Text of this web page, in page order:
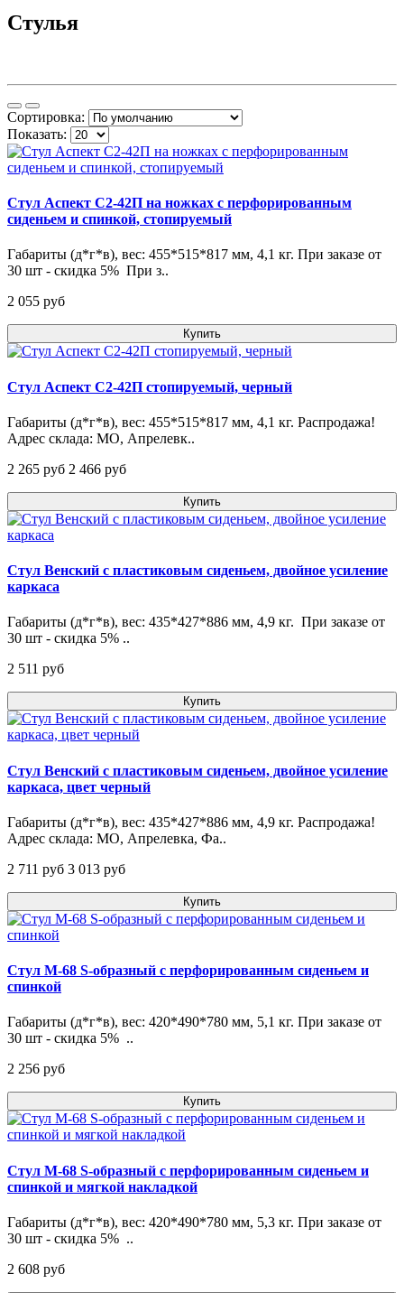
Стулья
Сортировка:
Показать:
Стул Аспект С2-42П на ножках с перфорированным
сиденьем и спинкой, стопируемый
Габариты (д*г*в), вес: 455*515*817 мм, 4,1 кг. При заказе от
30 шт - скидка 5% При з..
2 055 pуб
Купить
Стул Аспект С2-42П стопируемый, черный
Габариты (д*г*в), вес: 455*515*817 мм, 4,1 кг. Распродажа!
Адрес склада: МО, Апрелевк..
2 265 pуб 2 466 pуб
Купить
Стул Венский с пластиковым сиденьем, двойное усиление
каркаса
Габариты (д*г*в), вес: 435*427*886 мм, 4,9 кг. При заказе от
30 шт - скидка 5% ..
2 511 pуб
Купить
Стул Венский с пластиковым сиденьем, двойное усиление
каркаса, цвет черный
Габариты (д*г*в), вес: 435*427*886 мм, 4,9 кг. Распродажа!
Адрес склада: МО, Апрелевка, Фа..
2 711 pуб 3 013 pуб
Купить
Стул М-68 S-образный с перфорированным сиденьем и
спинкой
Габариты (д*г*в), вес: 420*490*780 мм, 5,1 кг. При заказе от
30 шт - скидка 5% ..
2 256 pуб
Купить
Стул М-68 S-образный с перфорированным сиденьем и
спинкой и мягкой накладкой
Габариты (д*г*в), вес: 420*490*780 мм, 5,3 кг. При заказе от
30 шт - скидка 5% ..
2 608 pуб